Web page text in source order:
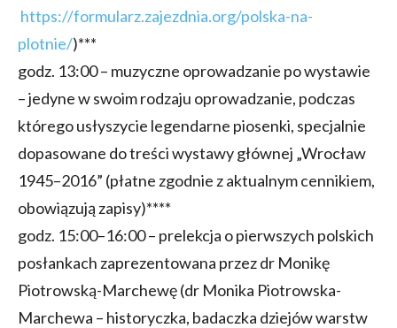
https://formularz.zajezdnia.org/polska-na-
plotnie/)***
godz. 13:00 – muzyczne oprowadzanie po wystawie
– jedyne w swoim rodzaju oprowadzanie, podczas
którego usłyszycie legendarne piosenki, specjalnie
dopasowane do treści wystawy głównej „Wrocław
1945–2016” (płatne zgodnie z aktualnym cennikiem,
obowiązują zapisy)****
godz. 15:00–16:00 – prelekcja o pierwszych polskich
posłankach zaprezentowana przez dr Monikę
Piotrowską-Marchewę (dr Monika Piotrowska-
Marchewa – historyczka, badaczka dziejów warstw